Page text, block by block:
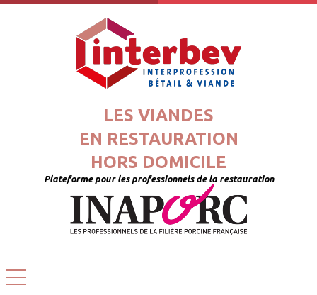
LES VIANDES
EN RESTAURATION
HORS DOMICILE
Plateforme pour les professionnels de la restauration